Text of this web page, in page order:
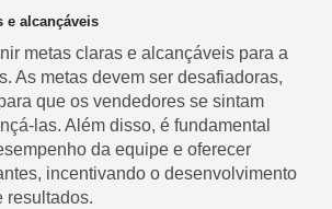
e alcançáveis
metas claras e alcançáveis para a
As metas devem ser desafiadoras,
que os vendedores se sintam
las. Além disso, é fundamental
da equipe e oferecer
incentivando o desenvolvimento
resultados.